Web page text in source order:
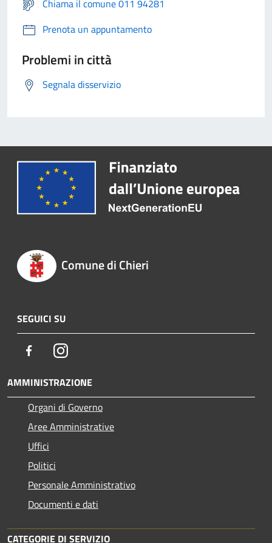
Chiama il comune 011 94281
Prenota un appuntamento
Problemi in città
Segnala disservizio
Comune di Chieri
SEGUICI SU
FacebookInstagram
AMMINISTRAZIONE
Organi di Governo
Aree Amministrative
Uffici
Politici
Personale Amministrativo
Documenti e dati
CATEGORIE DI SERVIZIO